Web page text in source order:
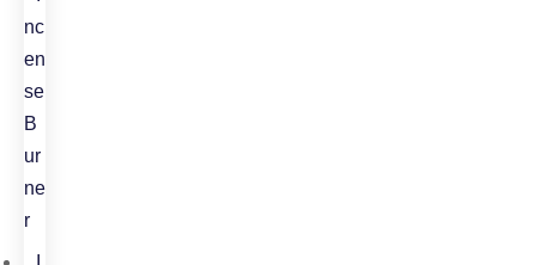
nc
en
se
B
ur
ne
r